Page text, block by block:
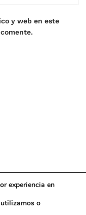
y web en este
experiencia en
utilizamos o